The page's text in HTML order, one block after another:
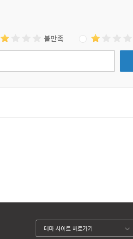
불만족
테마 사이트 바로가기